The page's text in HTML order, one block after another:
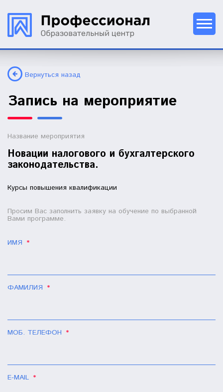
Вернуться назад
Запись на мероприятие
Название мероприятия
Новации налогового и бухгалтерского
законодательства.
Курсы повышения квалификации
Просим Вас заполнить заявку на обучение по выбранной
Вами программе.
ИМЯ *
ФАМИЛИЯ *
МОБ. ТЕЛЕФОН *
E-MAIL *